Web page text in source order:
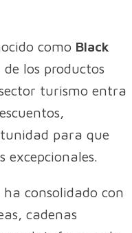
como Black
los productos
turismo entra
para que
excepcionales.
consolidado con
cadenas